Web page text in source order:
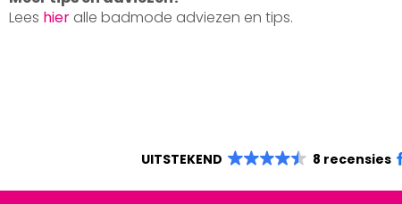
Lees hier alle badmode adviezen en tips.
UITSTEKEND 8 recensies